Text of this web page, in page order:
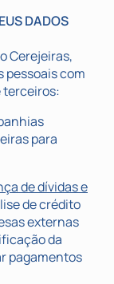
DADOS
Cerejeiras,
pessoais com
terceiros:
para
de dívidas e
de crédito
externas
da
pagamentos